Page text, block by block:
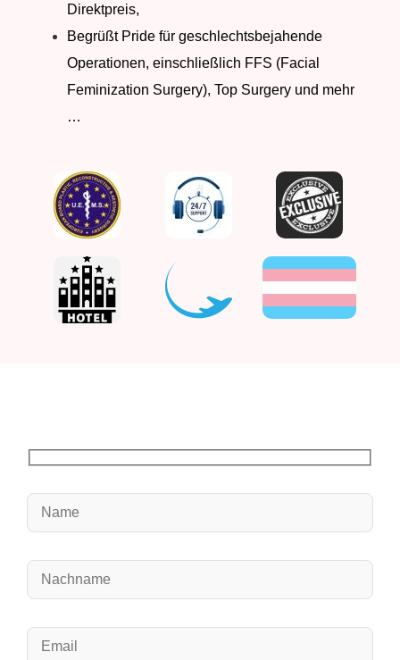
Direktpreis,
Begrüßt Pride für geschlechtsbejahende
Operationen, einschließlich FFS (Facial
Feminization Surgery), Top Surgery und mehr
…